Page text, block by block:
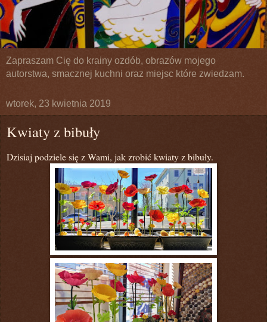
Zapraszam Cię do krainy ozdób, obrazów mojego
autorstwa, smacznej kuchni oraz miejsc które zwiedzam.
wtorek, 23 kwietnia 2019
Kwiaty z bibuły
Dzisiaj podziele się z Wami, jak zrobić kwiaty z bibuły.